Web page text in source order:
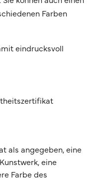
Farben
eindrucksvoll
als angegeben, eine
eine
Farbe des